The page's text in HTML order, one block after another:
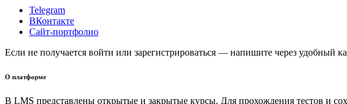
Telegram
ВКонтакте
Сайт-портфолио
Если не получается войти или зарегистрироваться — напишите через удобный
О платформе
В LMS представлены открытые и закрытые курсы. Для прохождения тестов и